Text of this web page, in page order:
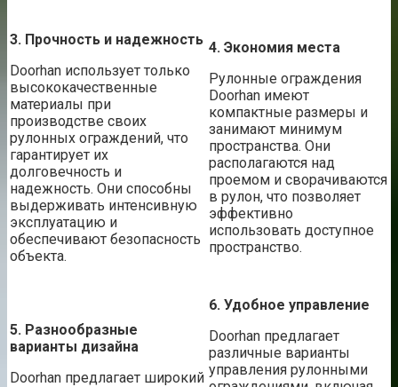
3. Прочность и надежность
Doorhan использует только
высококачественные
материалы при
производстве своих
рулонных ограждений, что
гарантирует их
долговечность и
надежность. Они способны
выдерживать интенсивную
эксплуатацию и
обеспечивают безопасность
объекта.
4. Экономия места
Рулонные ограждения
Doorhan имеют
компактные размеры и
занимают минимум
пространства. Они
располагаются над
проемом и сворачиваются
в рулон, что позволяет
эффективно
использовать доступное
пространство.
5. Разнообразные
варианты дизайна
Doorhan предлагает широкий
6. Удобное управление
Doorhan предлагает
различные варианты
управления рулонными